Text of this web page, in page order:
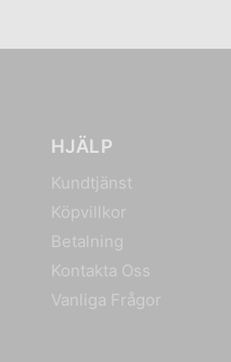
HJÄLP
Kundtjänst
Köpvillkor
Betalning
Kontakta Oss
Vanliga Frågor